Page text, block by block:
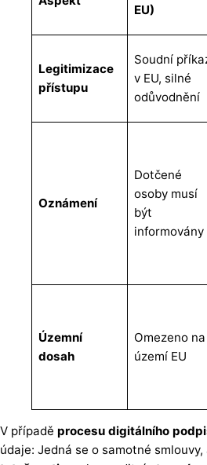
EU)
Legitimizace
přístupu
Soudní
v EU, silné
odůvodnění
Oznámení
Dotčené
osoby musí
být
informovány
Územní
dosah
Omezeno na
území EU
V případě procesu digitálního
údaje: Jedná se o samotné